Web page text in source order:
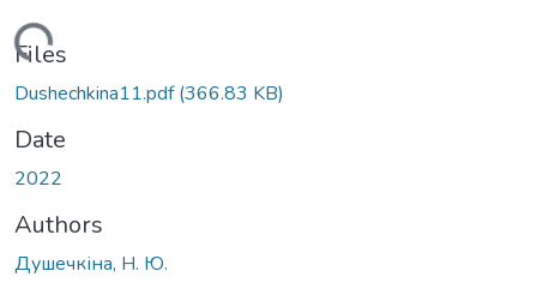
Loading...
Files
Dushechkina11.pdf(366.83 KB)
Date
2022
Authors
Душечкіна, Н. Ю.